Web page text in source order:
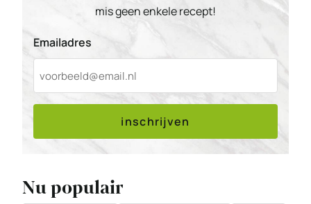
mis geen enkele recept!
Emailadres
inschrijven
Nu populair